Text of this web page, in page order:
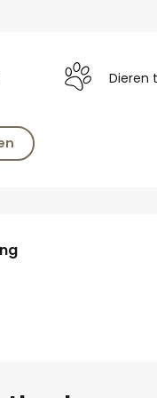
Dieren